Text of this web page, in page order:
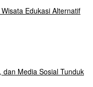
Edukasi Alternatif
Media Sosial Tunduk